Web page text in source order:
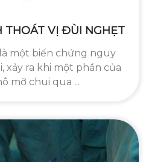
THOÁT VỊ ĐÙI NGHẸT
một biến chứng nguy
xảy ra khi một phần của
mỡ chui qua ...